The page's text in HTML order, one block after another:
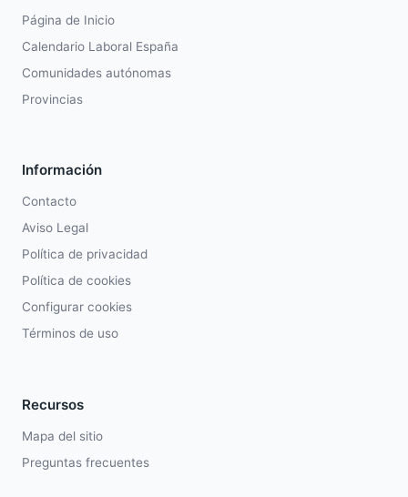
Página de Inicio
Calendario Laboral España
Comunidades autónomas
Provincias
Información
Contacto
Aviso Legal
Política de privacidad
Política de cookies
Configurar cookies
Términos de uso
Recursos
Mapa del sitio
Preguntas frecuentes